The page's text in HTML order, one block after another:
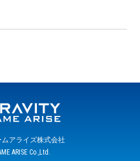
アライズ株式会社
ARISE Co.,Ltd.